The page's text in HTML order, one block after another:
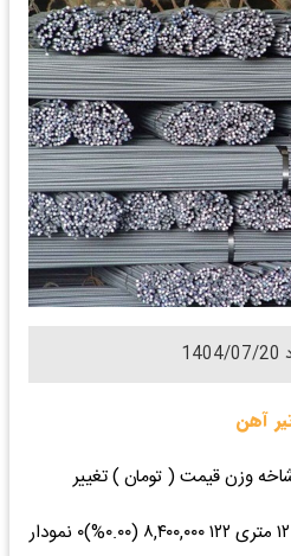
آهن
وزن قیمت ( تومان ) تغییر
هر شاخه تیرآهن ۱۲ ذوب آهن ۱۲ متری ۱۲۲ ۸,۴۰۰,۰۰۰ (۰.۰۰%)۰ نمودار